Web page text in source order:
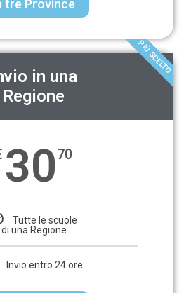
tre Province
PIÙ SCELTO
in una
Regione
3070
Tutte le scuole
di una Regione
Invio entro 24 ore